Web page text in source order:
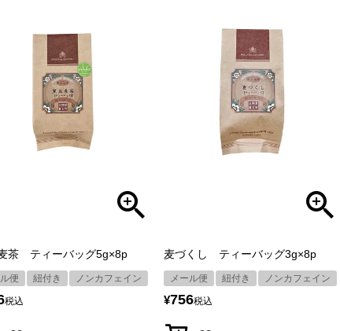
茶 ティーバッグ5g×8p
便 紐付き ノンカフェイン
税込
麦づくし ティーバッグ3g×8p
メール便 紐付き ノンカフェイン
¥756税込